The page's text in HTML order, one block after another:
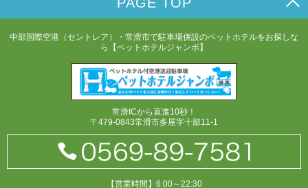
中部国際空港（セントレア）・常滑市で駐車場併設のペットホテルをお探しな
ら【ペットホテルジャンボ】
常滑ICから直進10秒！
〒479-0843常滑市多屋字十部11-1
【営業時間】6:00～22:30